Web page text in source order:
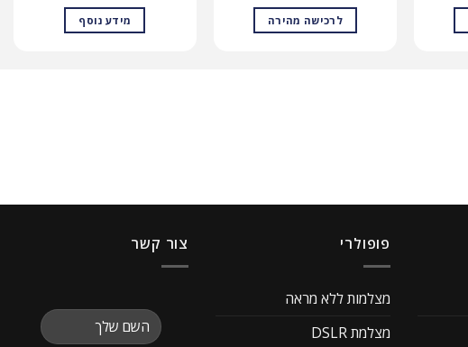
לרכישה מהירה מידע נוסף
פופולרי
מצלמות ללא מראה
מצלמת DSLR
צור קשר